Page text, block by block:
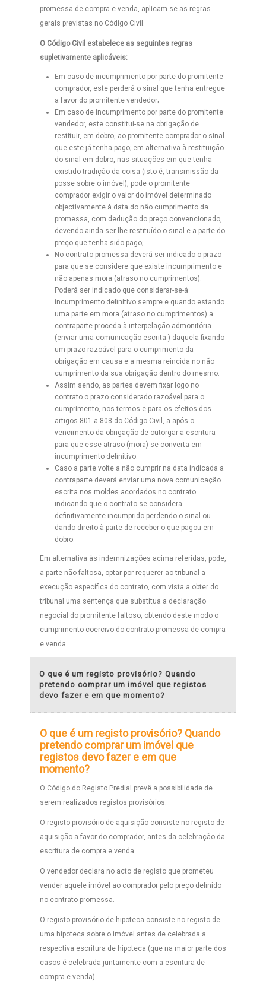
promessa de compra e venda, aplicam-se as regras
gerais previstas no Código Civil.
O Código Civil estabelece as seguintes regras
supletivamente aplicáveis:
Em caso de incumprimento por parte do promitente
comprador, este perderá o sinal que tenha entregue
a favor do promitente vendedor;
Em caso de incumprimento por parte do promitente
vendedor, este constitui-se na obrigação de
restituir, em dobro, ao promitente comprador o sinal
que este já tenha pago; em alternativa à restituição
do sinal em dobro, nas situações em que tenha
existido tradição da coisa (isto é, transmissão da
posse sobre o imóvel), pode o promitente
comprador exigir o valor do imóvel determinado
objectivamente à data do não cumprimento da
promessa, com dedução do preço convencionado,
devendo ainda ser-lhe restituído o sinal e a parte do
preço que tenha sido pago;
No contrato promessa deverá ser indicado o prazo
para que se considere que existe incumprimento e
não apenas mora (atraso no cumprimentos).
Poderá ser indicado que considerar-se-á
incumprimento definitivo sempre e quando estando
uma parte em mora (atraso no cumprimentos) a
contraparte proceda à interpelação admonitória
(enviar uma comunicação escrita ) daquela fixando
um prazo razoável para o cumprimento da
obrigação em causa e a mesma reincida no não
cumprimento da sua obrigação dentro do mesmo.
Assim sendo, as partes devem fixar logo no
contrato o prazo considerado razoável para o
cumprimento, nos termos e para os efeitos dos
artigos 801 a 808 do Código Civil, a após o
vencimento da obrigação de outorgar a escritura
para que esse atraso (mora) se converta em
incumprimento definitivo.
Caso a parte volte a não cumprir na data indicada a
contraparte deverá enviar uma nova comunicação
escrita nos moldes acordados no contrato
indicando que o contrato se considera
definitivamente incumprido perdendo o sinal ou
dando direito à parte de receber o que pagou em
dobro.
Em alternativa às indemnizações acima referidas, pode,
a parte não faltosa, optar por requerer ao tribunal a
execução específica do contrato, com vista a obter do
tribunal uma sentença que substitua a declaração
negocial do promitente faltoso, obtendo deste modo o
cumprimento coercivo do contrato-promessa de compra
e venda.
O que é um registo provisório? Quando
pretendo comprar um imóvel que registos
devo fazer e em que momento?
O que é um registo provisório? Quando
pretendo comprar um imóvel que
registos devo fazer e em que
momento?
O Código do Registo Predial prevê a possibilidade de
serem realizados registos provisórios.
O registo provisório de aquisição consiste no registo de
aquisição a favor do comprador, antes da celebração da
escritura de compra e venda.
O vendedor declara no acto de registo que prometeu
vender aquele imóvel ao comprador pelo preço definido
no contrato promessa.
O registo provisório de hipoteca consiste no registo de
uma hipoteca sobre o imóvel antes de celebrada a
respectiva escritura de hipoteca (que na maior parte dos
casos é celebrada juntamente com a escritura de
compra e venda).